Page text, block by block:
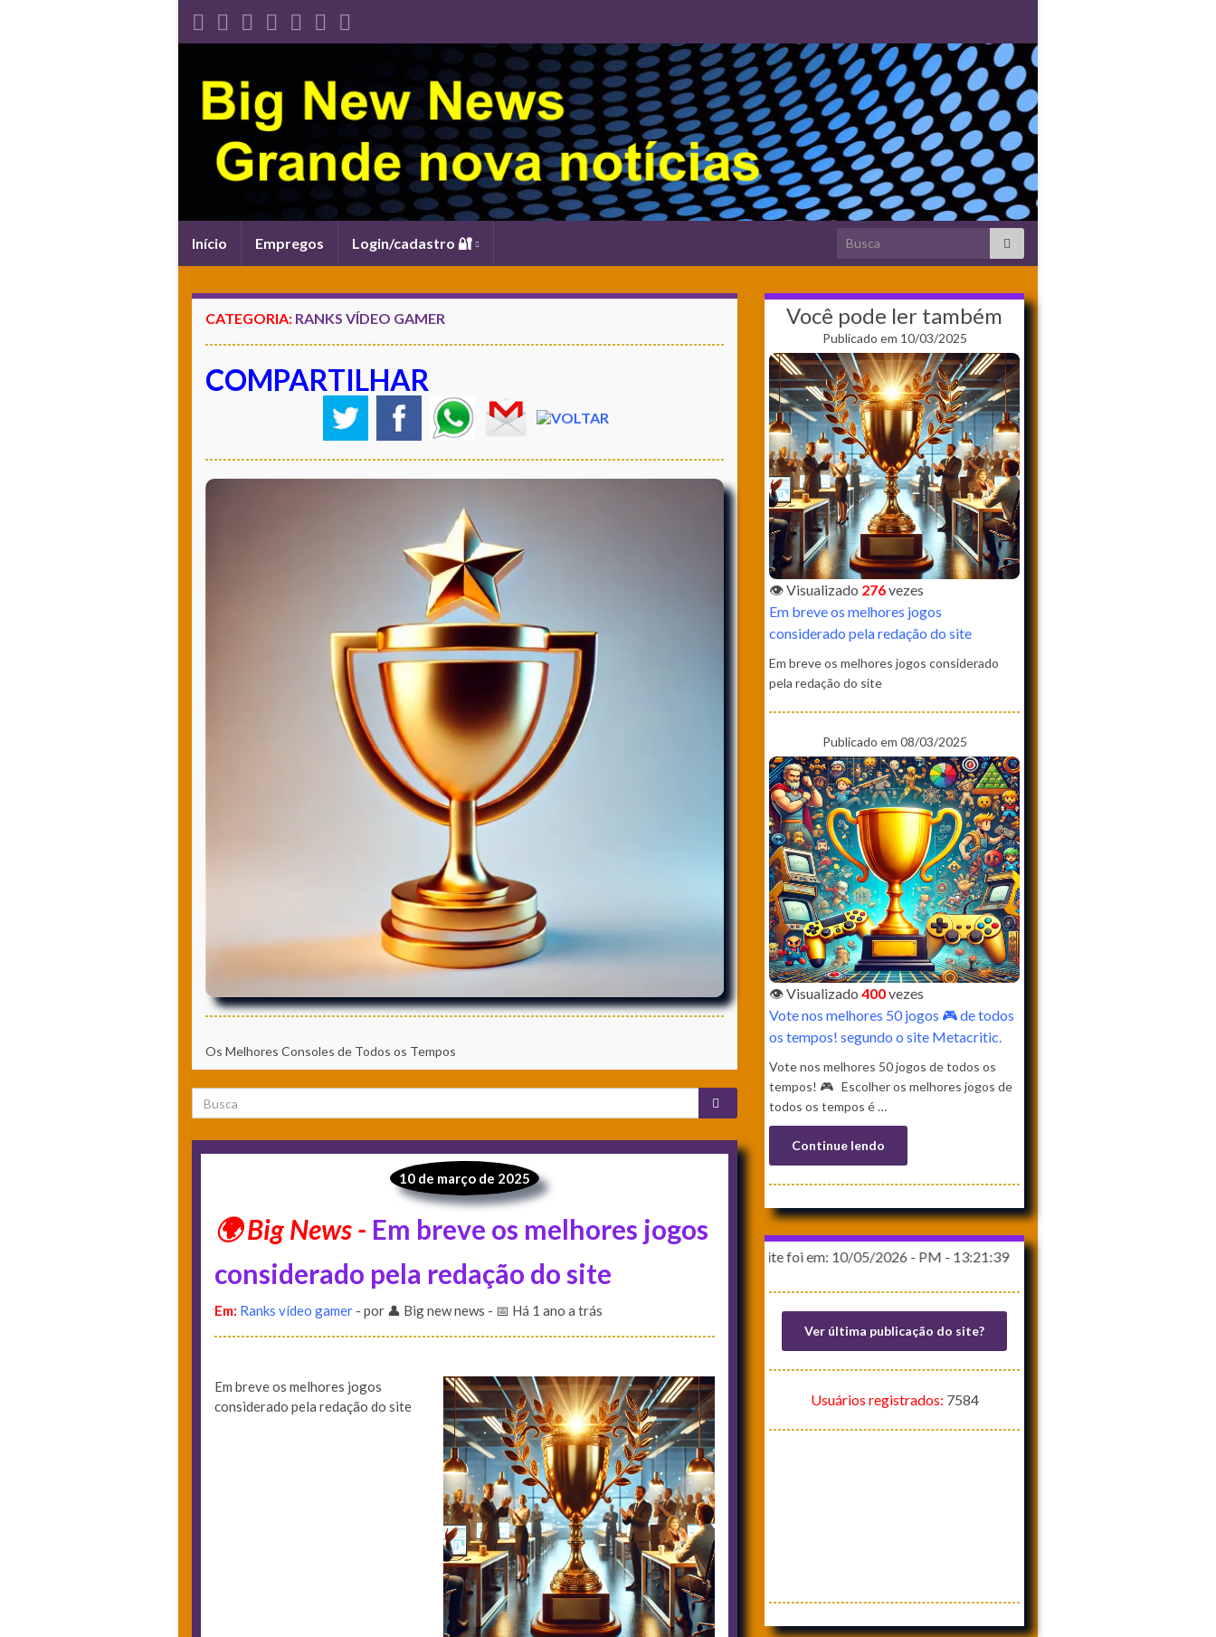
navegação
Início Empregos Login/cadastro 🔐 Search for:
CATEGORIA: RANKS VÍDEO GAMER
COMPARTILHAR
Os Melhores Consoles de Todos os Tempos
10 de março de 2025
Em breve os melhores jogos
considerado pela redação do site
Em: Ranks vídeo gamer - por 👤 Big new news - 📅 Há 1 ano a trás
Em breve os melhores jogos
considerado pela redação do site
Você pode ler também
Publicado em 10/03/2025
👁️ Visualizado 276vezes
Em breve os melhores jogos
considerado pela redação do site
Em breve os melhores jogos considerado
pela redação do site
Publicado em 08/03/2025
👁️ Visualizado400vezes
Vote nos melhores 50 jogos 🎮 de todos
os tempos! segundo o site Metacritic.
Vote nos melhores 50 jogos de todos os
tempos! 🎮 Escolher os melhores jogos de
todos os tempos é …
Continue lendo
A última publicação no site foi em: 10/05/2026 - PM - 13:21:39
Ver última publicação do site?
Usuários registrados: 7584